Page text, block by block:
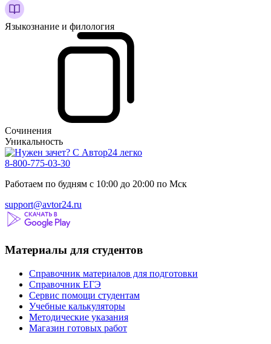
Языкознание и филология
Сочинения
Уникальность
8-800-775-03-30
Работаем по будням с 10:00 до 20:00 по Мск
support@avtor24.ru
Материалы для студентов
Справочник материалов для подготовки
Справочник ЕГЭ
Сервис помощи студентам
Учебные калькуляторы
Методические указания
Магазин готовых работ